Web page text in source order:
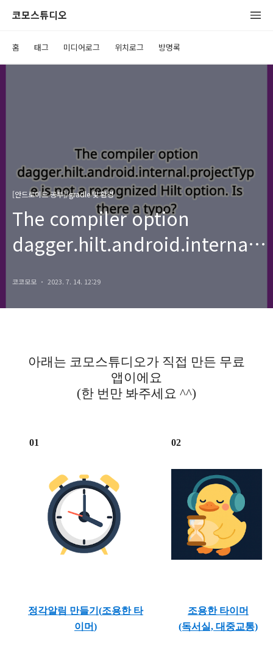
코모스튜디오
홈 태그 미디어로그 위치로그 방명록
[안드로이드 공부]/gradle 및 환경
The compiler option
코코모모 2023. 7. 14. 12:29
아래는 코모스튜디오가 직접 만든 무료
앱이에요
(한 번만 봐주세요 ^^)
01 02
정각알림 만들기(조용한 타
이머)
조용한 타이머
(독서실, 대중교통)